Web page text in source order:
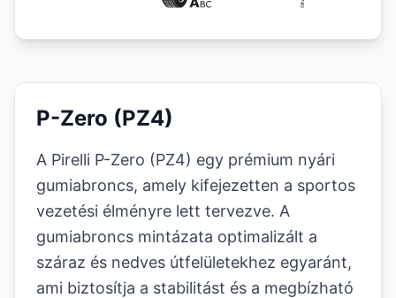
P-Zero (PZ4)
A Pirelli P-Zero (PZ4) egy prémium nyári
gumiabroncs, amely kifejezetten a sportos
vezetési élményre lett tervezve. A
gumiabroncs mintázata optimalizált a
száraz és nedves útfelületekhez egyaránt,
ami biztosítja a stabilitást és a megbízható